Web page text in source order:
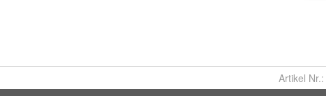
Artikel Nr.: